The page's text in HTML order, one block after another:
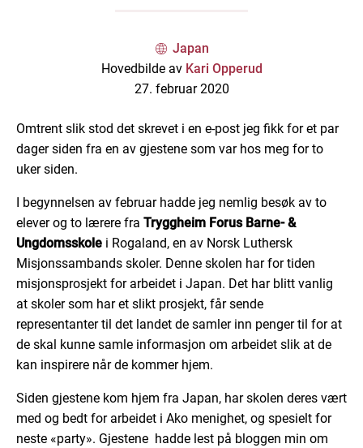
Japan
Hovedbilde av Kari Opperud
27. februar 2020
Omtrent slik stod det skrevet i en e-post jeg fikk for et par
dager siden fra en av gjestene som var hos meg for to
uker siden.
I begynnelsen av februar hadde jeg nemlig besøk av to
elever og to lærere fra Tryggheim Forus Barne- &
Ungdomsskole i Rogaland, en av Norsk Luthersk
Misjonssambands skoler. Denne skolen har for tiden
misjonsprosjekt for arbeidet i Japan. Det har blitt vanlig
at skoler som har et slikt prosjekt, får sende
representanter til det landet de samler inn penger til for at
de skal kunne samle informasjon om arbeidet slik at de
kan inspirere når de kommer hjem.
Siden gjestene kom hjem fra Japan, har skolen deres vært
med og bedt for arbeidet i Ako menighet, og spesielt for
neste «party». Gjestene hadde lest på bloggen min om